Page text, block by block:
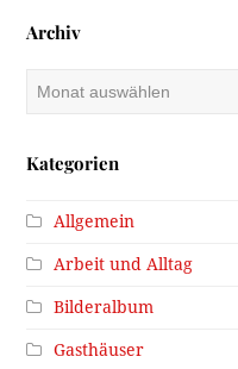
Archiv
Archiv
Kategorien
Allgemein
Arbeit und Alltag
Bilderalbum
Gasthäuser